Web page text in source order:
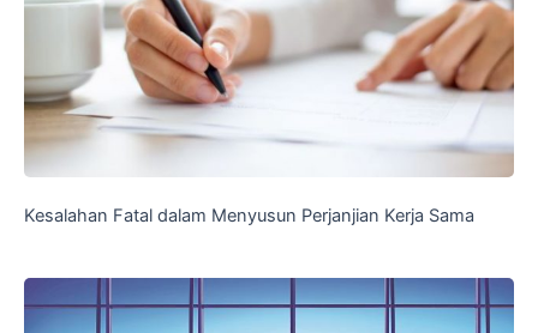
Kesalahan Fatal dalam Menyusun Perjanjian Kerja Sama